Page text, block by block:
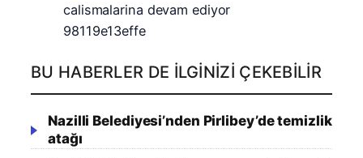
BU HABERLER DE İLGINIZI ÇEKEBILIR
Nazilli Belediyesi’nden Pirlibey’de temizlik
atağı